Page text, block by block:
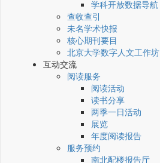
学科开放数据导航
查收查引
未名学术快报
核心期刊要目
北京大学数字人文工作坊
互动交流
阅读服务
阅读活动
读书分享
两季一日活动
展览
年度阅读报告
服务预约
南北配楼报告厅